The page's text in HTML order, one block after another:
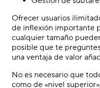
Ofrecer usuarios
de inflexión importante
cualquier tamaño
posible que te
una ventaja de valor
No es necesario que
como de «nivel